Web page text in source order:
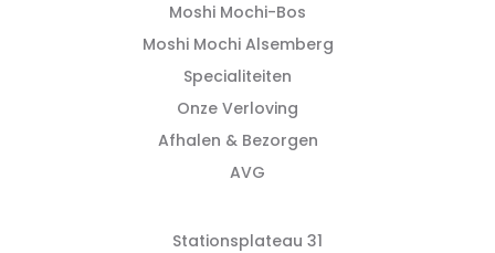
Moshi Mochi-Bos
Moshi Mochi Alsemberg
Specialiteiten
Onze Verloving
Afhalen & Bezorgen
AVG
Stationsplateau 31